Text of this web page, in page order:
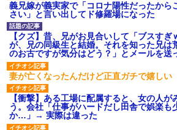
義兄嫁が義実家で「コロナ陽性だったから
さい」と言い出してド修羅場になった
【クズ】昔、兄がお見合いして「ブスす
が、兄の同級生と結婚。それを知った兄は
のお古ですが気分はどう？」とメールを送
妻が亡くなったんだけど正直ガチで嬉しい
【衝撃】ある工場に配属すると、女の人が
う。会社「仕事がハードだし田舎で娯楽も
か…」→ 実際は違った